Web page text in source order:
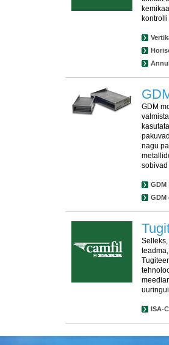
GDM
nagu
GDM
GDM
ISA-